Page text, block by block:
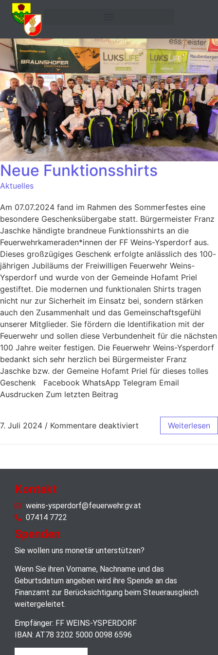
Neue Funktionsshirts
Aktuelles
Am 07.07.2024 fand im Rahmen des Sommerfestes eine
besondere Geschenksübergabe statt. Bürgermeister Franz
Jaschke händigte brandneue Funktionsshirts an die
Feuerwehrkameraden*innen der FF Weins-Ysperdorf aus.
Dieses großzügiges Geschenk erfolgte anlässlich des 100-
jährigen Jubiläums der Freiwilligen Feuerwehr Weins-
Ysperdorf und wurde von der Gemeinde Hofamt Priel
gestiftet. Die modernen und funktionalen Shirts tragen
nicht nur zur Sicherheit im Einsatz bei, sondern stärken
auch den Zusammenhalt und das Gemeinschaftsgefühl
unserer Mitglieder. Sie fördern die Identifikation mit der
Feuerwehr und sollen diese Verbundenheit für die nächsten
100 Jahre weiter festigen. Die Feuerwehr Weins-Ysperdorf
bedankt sich sehr herzlich bei Bürgermeister Franz
Jaschke bzw. der Gemeine Hofamt Priel für dieses tolles
Geschenk Facebook WhatsApp Telegram Email
Ausdrucken Zum letzten Beitrag
7. Juli 2024 / Kommentare deaktiviert Weiterlesen
Kontakt
weins-ysperdorf@feuerwehr.gv.at
07414 7722
Spenden
Sie wollen uns monetär unterstützen?
Wenn Sie ihren Vorname, Nachname und das
Geburtsdatum angeben wird ihre Spende an das
Finanzamt zur Berücksichtigung beim Steuerausgleich
weitergeleitet.
Empfänger: FF WEINS-YSPERDORF
IBAN: AT78 3202 5000 0098 6596